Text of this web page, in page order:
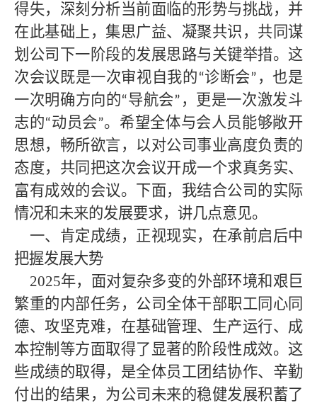
得失，深刻分析当前面临的形势与挑战，并
在此基础上，集思广益、凝聚共识，共同谋
划公司下一阶段的发展思路与关键举措。这
次会议既是一次审视自我的“诊断会” ，也是
一次明确方向的“导航会” ，更是一次激发斗
志的“动员会”。希望全体与会人员能够敞开
思想，畅所欲言，以对公司事业高度负责的
态度，共同把这次会议开成一个求真务实、
富有成效的会议。下面，我结合公司的实际
情况和未来的发展要求，讲几点意见。
一、肯定成绩，正视现实，在承前启后中
把握发展大势
2025年，面对复杂多变的外部环境和艰巨
繁重的内部任务，公司全体干部职工同心同
德、攻坚克难，在基础管理、生产运行、成
本控制等方面取得了显著的阶段性成效。这
些成绩的取得，是全体员工团结协作、辛勤
付出的结果，为公司未来的稳健发展积蓄了